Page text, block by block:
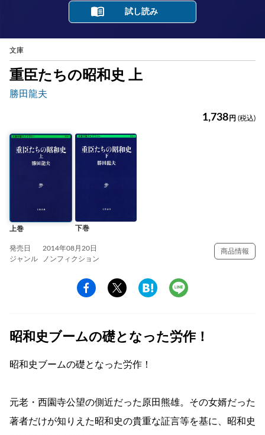
試し読み
文庫
重臣たちの昭和史 上
勝田龍夫
1,738 円 (税込)
上巻 下巻
発売日
2014年08月20日
ジャンル
ノンフィクション
商品情報
昭和史ブームの礎となった労作！
昭和史ブームの礎となった労作！
元老・西園寺公望の側近だった原田熊雄。その女婿だった
著者だけが知りえた昭和史の貴重な証言等を基に、昭和史